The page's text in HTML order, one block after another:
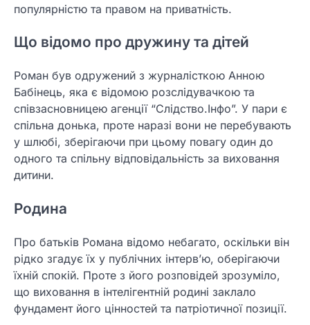
популярністю та правом на приватність.
Що відомо про дружину та дітей
Роман був одружений з журналісткою Анною
Бабінець, яка є відомою розслідувачкою та
співзасновницею агенції “Слідство.Інфо”. У пари є
спільна донька, проте наразі вони не перебувають
у шлюбі, зберігаючи при цьому повагу один до
одного та спільну відповідальність за виховання
дитини.
Родина
Про батьків Романа відомо небагато, оскільки він
рідко згадує їх у публічних інтерв’ю, оберігаючи
їхній спокій. Проте з його розповідей зрозуміло,
що виховання в інтелігентній родині заклало
фундамент його цінностей та патріотичної позиції.